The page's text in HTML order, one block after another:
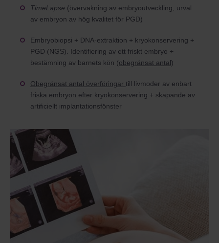
TimeLapse (övervakning av embryoutveckling, urval
av embryon av hög kvalitet för PGD)
Embryobiopsi + DNA-extraktion + kryokonservering +
PGD (NGS). Identifiering av ett friskt embryo +
bestämning av barnets kön (obegränsat antal)
Obegränsat antal överföringar till livmoder av enbart
friska embryon efter kryokonservering + skapande av
artificiellt implantationsfönster